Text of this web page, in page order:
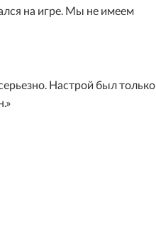
на игре. Мы не имеем
Настрой был только